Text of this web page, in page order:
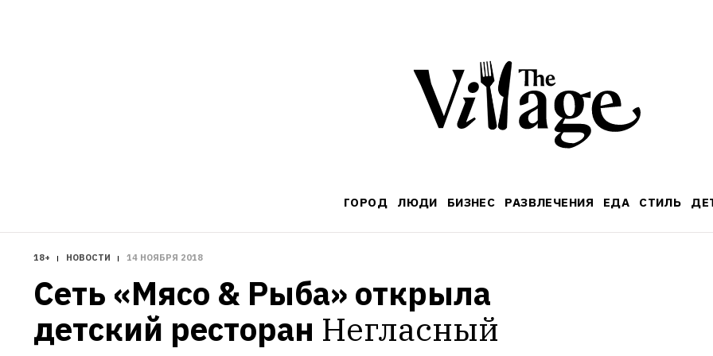
ГОРОД ЛЮДИ БИЗНЕС РАЗВЛЕЧЕНИЯ ЕДА СТИЛЬ
18+ НОВОСТИ 14 НОЯБРЯ 2018
Сеть «Мясо & Рыба» открыла
детский ресторан Негласный